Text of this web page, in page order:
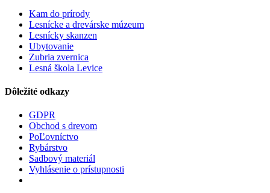
Kam do prírody
Lesnícke a drevárske múzeum
Lesnícky skanzen
Ubytovanie
Zubria zvernica
Lesná škola Levice
Dôležité odkazy
GDPR
Obchod s drevom
PoĽovníctvo
Rybárstvo
Sadbový materiál
Vyhlásenie o prístupnosti